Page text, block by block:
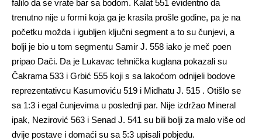
falilo da se vrate bar sa bodom. Kalat 551 evidentno da
trenutno nije u formi koja ga je krasila prošle godine, pa je na
početku možda i igubljen ključni segment a to su čunjevi, a
bolji je bio u tom segmentu Samir J. 558 iako je meč poen
pripao Dači. Da je Lukavac tehnička kuglana pokazali su
Čakrama 533 i Grbić 555 koji s sa lakoćom odnijeli bodove
reprezentativcu Kasumoviću 519 i Midhatu J. 515 . Otišlo se
sa 1:3 i egal čunjevima u poslednji par. Nije izdržao Mineral
ipak, Nezirović 563 i Senad J. 541 su bili bolji za malo više od
dvije postave i domaći su sa 5:3 upisali pobjedu.